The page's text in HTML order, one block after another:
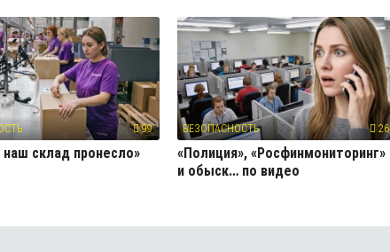
99
склад пронесло»
БЕЗОПАСНОСТЬ 26
«Полиция», «Росфинмониторинг»
и обыск… по видео